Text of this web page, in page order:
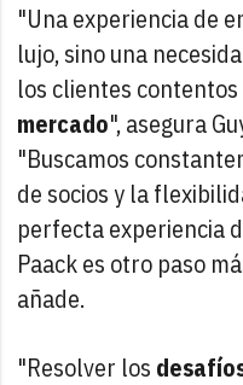
"Una experiencia de
lujo, sino una
los clientes contentos
mercado", asegura
"Buscamos
de socios y la
perfecta experiencia
Paack es otro paso
añade.
"Resolver los